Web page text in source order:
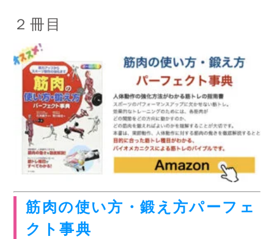
２冊目
筋肉の使い方・鍛え方パーフェ
クト事典